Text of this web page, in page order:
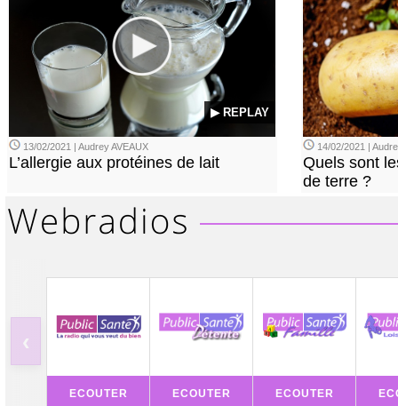
▶ REPLAY
13/02/2021 | Audrey AVEAUX
L’allergie aux protéines de lait
14/02/2021 |
Quels sont
de terre ?
‹
ECOUTER ECOUTER ECOUTER